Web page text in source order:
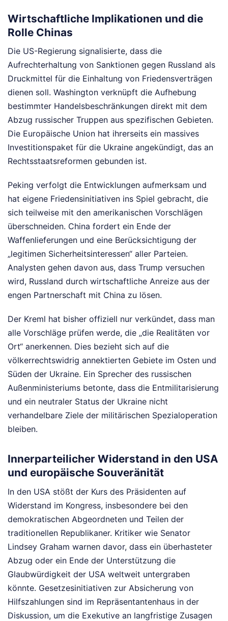
Wirtschaftliche Implikationen und die
Rolle Chinas
Die US-Regierung signalisierte, dass die
Aufrechterhaltung von Sanktionen gegen Russland als
Druckmittel für die Einhaltung von Friedensverträgen
dienen soll. Washington verknüpft die Aufhebung
bestimmter Handelsbeschränkungen direkt mit dem
Abzug russischer Truppen aus spezifischen Gebieten.
Die Europäische Union hat ihrerseits ein massives
Investitionspaket für die Ukraine angekündigt, das an
Rechtsstaatsreformen gebunden ist.
Peking verfolgt die Entwicklungen aufmerksam und
hat eigene Friedensinitiativen ins Spiel gebracht, die
sich teilweise mit den amerikanischen Vorschlägen
überschneiden. China fordert ein Ende der
Waffenlieferungen und eine Berücksichtigung der
„legitimen Sicherheitsinteressen“ aller Parteien.
Analysten gehen davon aus, dass Trump versuchen
wird, Russland durch wirtschaftliche Anreize aus der
engen Partnerschaft mit China zu lösen.
Der Kreml hat bisher offiziell nur verkündet, dass man
alle Vorschläge prüfen werde, die „die Realitäten vor
Ort“ anerkennen. Dies bezieht sich auf die
völkerrechtswidrig annektierten Gebiete im Osten und
Süden der Ukraine. Ein Sprecher des russischen
Außenministeriums betonte, dass die Entmilitarisierung
und ein neutraler Status der Ukraine nicht
verhandelbare Ziele der militärischen Spezialoperation
bleiben.
Innerparteilicher Widerstand in den USA
und europäische Souveränität
In den USA stößt der Kurs des Präsidenten auf
Widerstand im Kongress, insbesondere bei den
demokratischen Abgeordneten und Teilen der
traditionellen Republikaner. Kritiker wie Senator
Lindsey Graham warnen davor, dass ein überhasteter
Abzug oder ein Ende der Unterstützung die
Glaubwürdigkeit der USA weltweit untergraben
könnte. Gesetzesinitiativen zur Absicherung von
Hilfszahlungen sind im Repräsentantenhaus in der
Diskussion, um die Exekutive an langfristige Zusagen